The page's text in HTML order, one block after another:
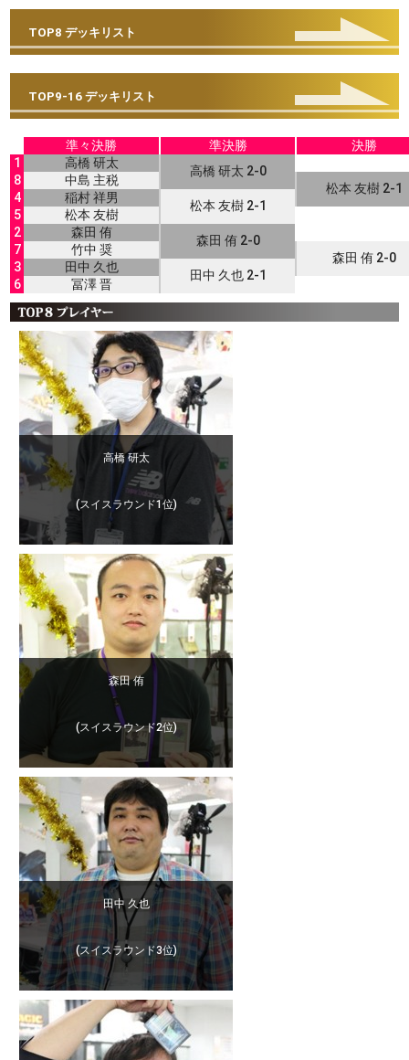
TOP8 デッキリスト
TOP9-16 デッキリスト
準々決勝 準決勝
決勝
1
高橋 研太
高橋 研太 2-0
8 中島 主税
松本 友樹 2-1
4 稲村 祥男
松本 友樹 2-1
5
松本 友樹
2
森田 侑
森田 侑 2-0
7 竹中 奨
森田 侑 2-0
3 田中 久也
田中 久也 2-1
6 冨澤 晋
高橋 研太
(スイスラウンド1位)
森田 侑
(スイスラウンド2位)
田中 久也
(スイスラウンド3位)